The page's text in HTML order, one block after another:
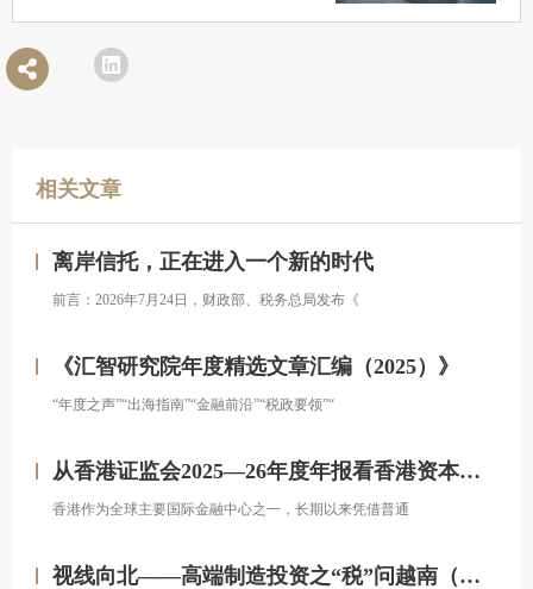
相关文章
离岸信托，正在进入一个新的时代
前言：2026年7月24日，财政部、税务总局发布《
《汇智研究院年度精选文章汇编（2025）》
“年度之声”“出海指南”“金融前沿”“税政要领”“
从香港证监会2025—26年度年报看香港资本市场发展的新方向
香港作为全球主要国际金融中心之一，长期以来凭借普通
视线向北——高端制造投资之“税”问越南（上）